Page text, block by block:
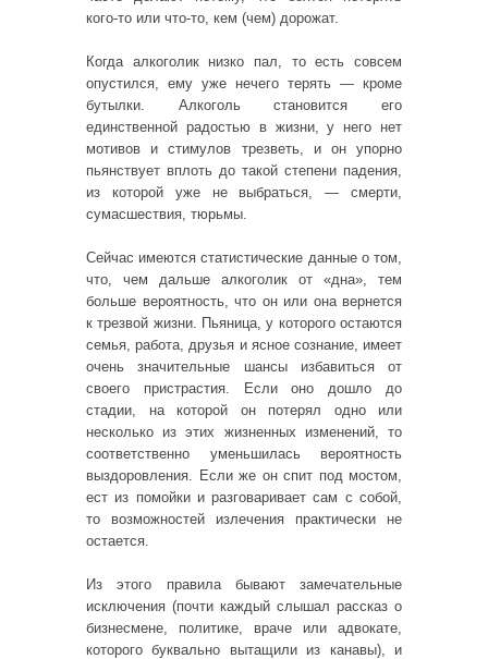
кого-то или что-то, кем (чем) дорожат.
Когда алкоголик низко пал, то есть совсем
опустился, ему уже нечего терять — кроме
бутылки. Алкоголь становится его
единственной радостью в жизни, у него нет
мотивов и стимулов трезветь, и он упорно
пьянствует вплоть до такой степени падения,
из которой уже не выбраться, — смерти,
сумасшествия, тюрьмы.
Сейчас имеются статистические данные о том,
что, чем дальше алкоголик от «дна», тем
больше вероятность, что он или она вернется
к трезвой жизни. Пьяница, у которого остаются
семья, работа, друзья и ясное сознание, имеет
очень значительные шансы избавиться от
своего пристрастия. Если оно дошло до
стадии, на которой он потерял одно или
несколько из этих жизненных изменений, то
соответственно уменьшилась вероятность
выздоровления. Если же он спит под мостом,
ест из помойки и разговаривает сам с собой,
то возможностей излечения практически не
остается.
Из этого правила бывают замечательные
исключения (почти каждый слышал рассказ о
бизнесмене, политике, враче или адвокате,
которого буквально вытащили из канавы), и